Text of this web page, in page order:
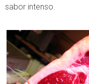
sabor intenso.